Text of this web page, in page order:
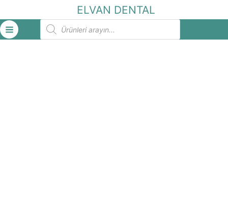
ELVAN DENTAL
Products
search